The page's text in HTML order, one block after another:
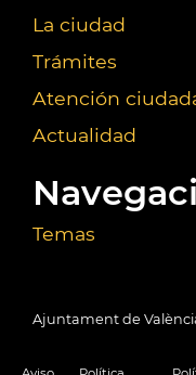
La ciudad
Trámites
Atención
Actualidad
Temas
Ajuntament de